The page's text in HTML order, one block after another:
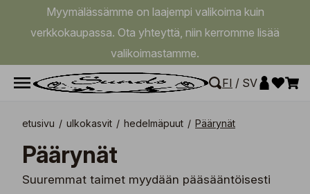
Myymälässämme on laajempi valikoima kuin
verkkokaupassa. Ota yhteyttä, niin kerromme lisää
valikoimastamme.
FI / SV
etusivu / ulkokasvit / hedelmäpuut / Päärynät
Päärynät
Suuremmat taimet myydään pääsääntöisesti